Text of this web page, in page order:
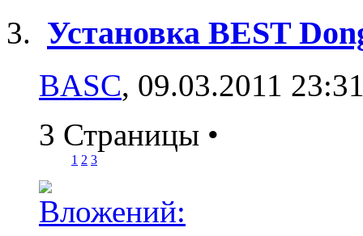
Установка BEST
BASC, 09.03.2011
3 Страницы •
1 2 3